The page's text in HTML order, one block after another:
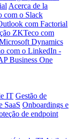
Acerca de la
com o Slack
com Factorial
ZKTeco com
Dynamics
com o LinkedIn -
Business One
IT Gestão de
SaaS Onboardings e
de endpoint